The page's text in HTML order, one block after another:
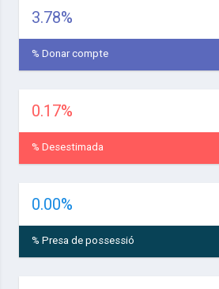
3.78%
% Donar compte
0.17%
% Desestimada
0.00%
% Presa de possessió